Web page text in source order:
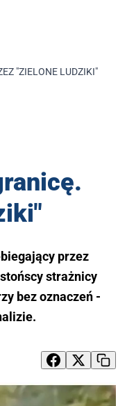
"ZIELONE LUDZIKI"
przez
strażnicy
bez oznaczeń -